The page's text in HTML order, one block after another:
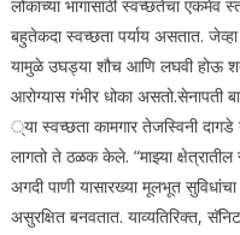
लोकांच्या भागासाठी स्वच्छतेचा एकमेव
बहुतेकदा स्वच्छता पर्याय असतात.
यामुळे उघड्या शौच आणि लघवी होऊ
आरोग्यास गंभीर धोका असतो.सेनापती
्या स्वच्छता कामगार तेजस्विनी दागडे
लागतो ते ठळक केले. “माझ्या
अगदी पाणी यासारख्या मूलभूत
असुरक्षित बनवतात. याव्यतिरिक्त,